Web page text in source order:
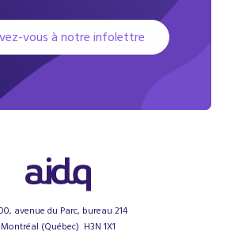
vous à notre infolettre
avenue du Parc, bureau 214
Montréal (Québec) H3N 1X1